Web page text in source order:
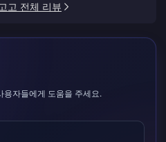
고 전체 리뷰
용자들에게 도움을 주세요.